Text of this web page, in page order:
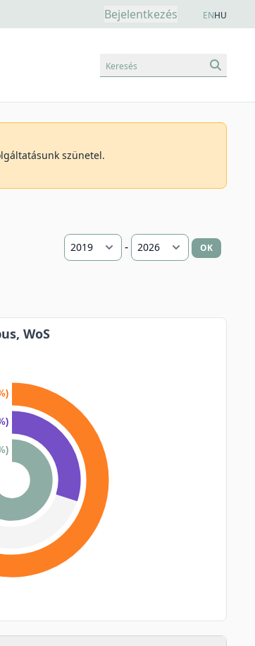
Bejelentkezés ENHU
Keresés
szünetel.
- OK
WoS